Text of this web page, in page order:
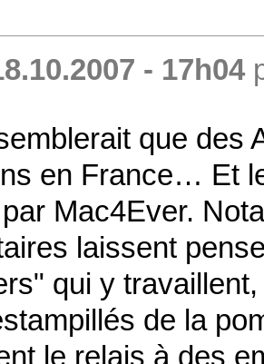
- 17h04
que des
en France… Et
Mac4Ever.
laissent
qui y
de la
le relais à des